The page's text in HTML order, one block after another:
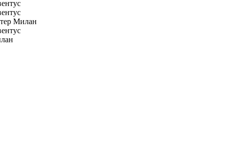
Милан